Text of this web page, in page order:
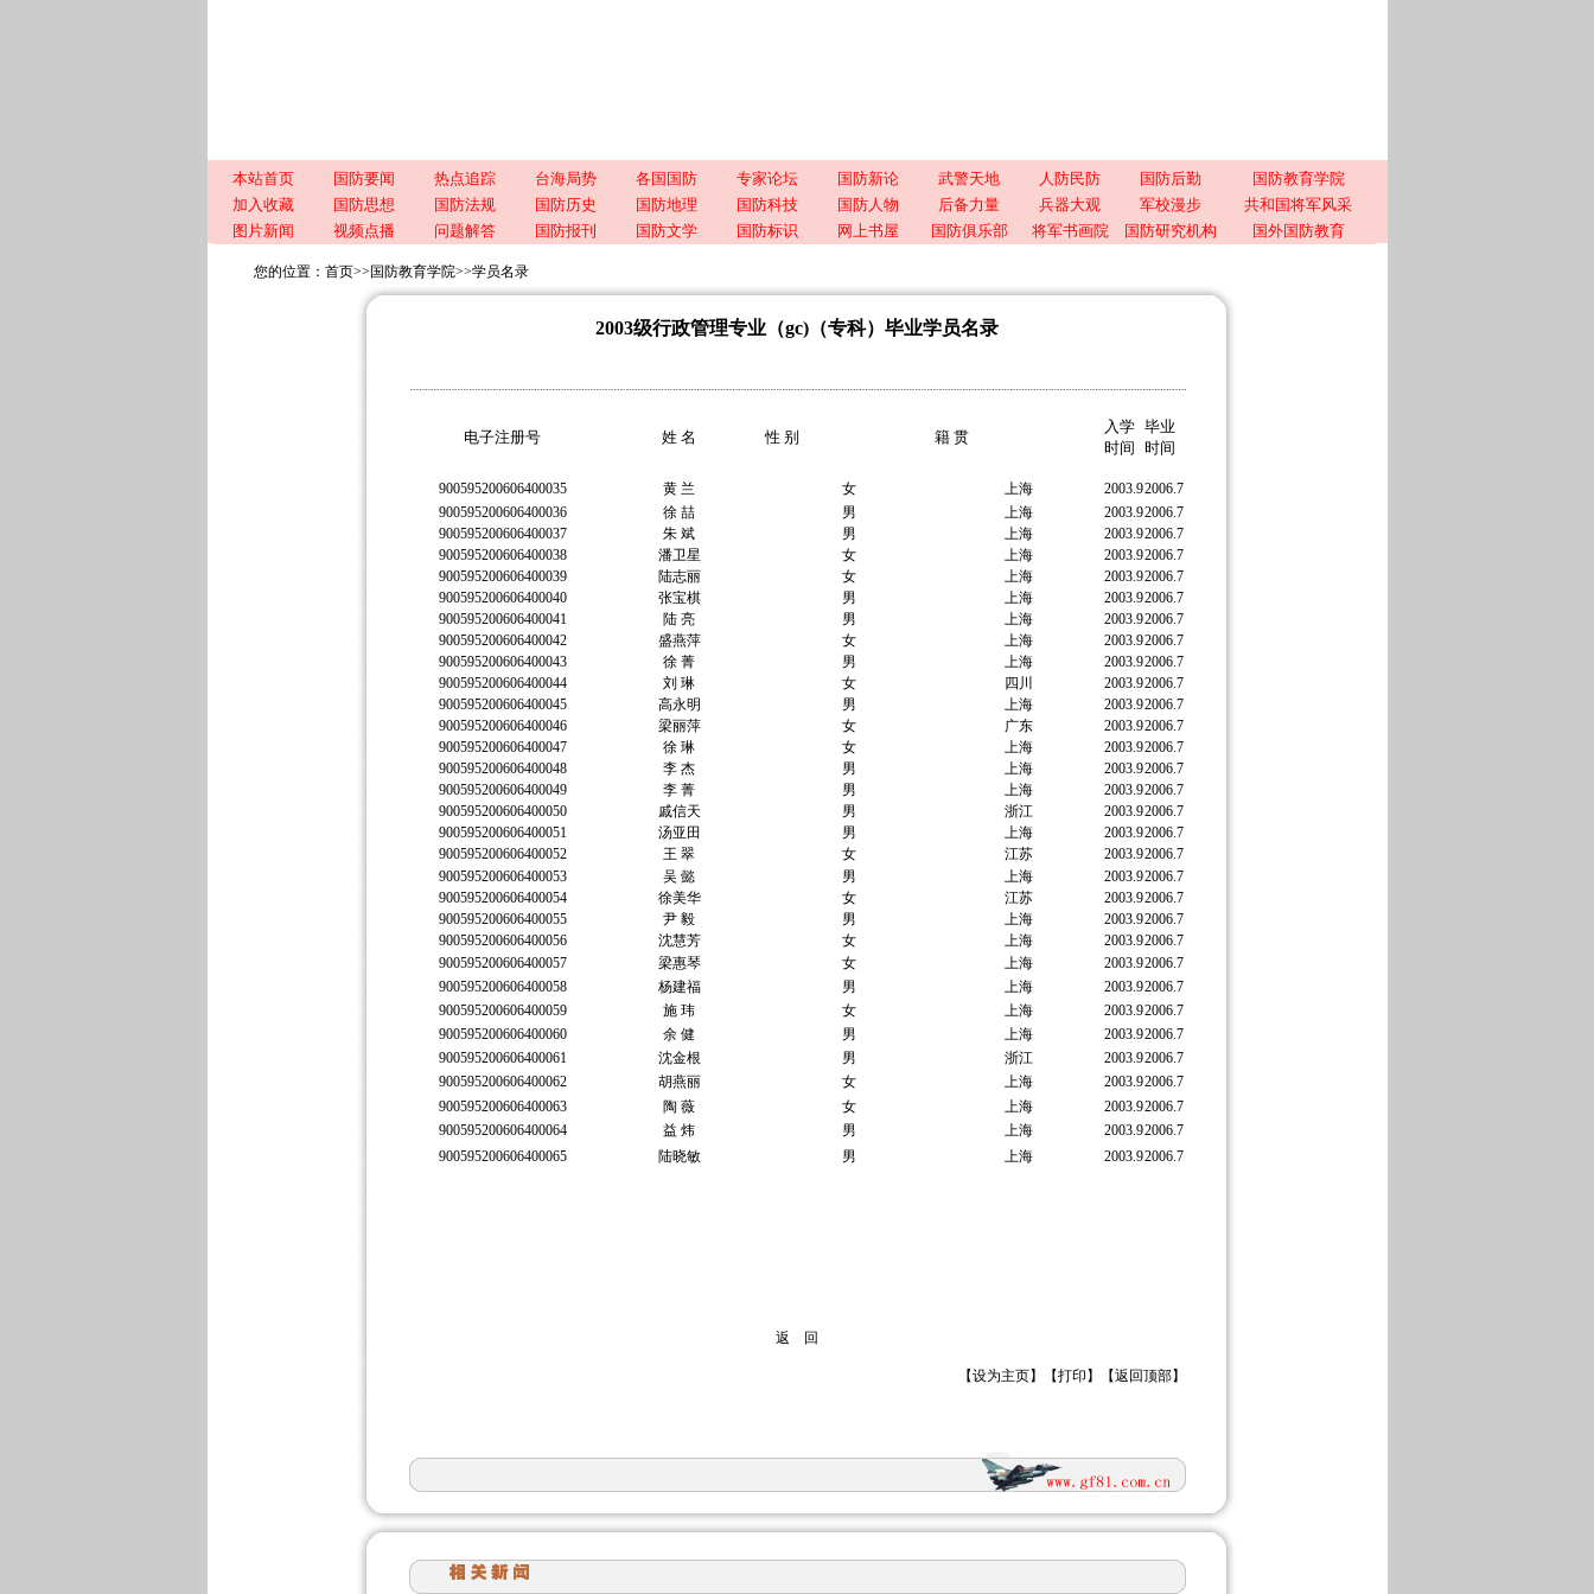
本站首页 国防要闻 热点追踪 台海局势 各国国防 专家论坛 国防新论 武警天地 人防民防 国防后勤
国防教育学院
加入收藏
国防思想 国防法规 国防历史 国防地理 国防科技 国防人物 后备力量 兵器大观 军校漫步
共和国将军风采
图片新闻
视频点播 问题解答 国防报刊 国防文学 国防标识 网上书屋 国防俱乐部 将军书画院 国防研究机构 国外国防教育
您的位置： 首页>> 国防教育学院>>学员名录
2003级行政管理专业（gc)（专科）毕业学员名录
电子注册号 姓 名 性 别 籍 贯
入学
时间
毕业
时间
900595200606400035 黄 兰 女 上海 2003.92006.7
900595200606400036
徐 喆 男 上海 2003.92006.7
900595200606400037
朱 斌 男 上海 2003.92006.7
900595200606400038
潘卫星 女 上海 2003.92006.7
900595200606400039
陆志丽 女 上海 2003.92006.7
900595200606400040
张宝棋 男 上海 2003.92006.7
900595200606400041
陆 亮 男 上海 2003.92006.7
900595200606400042
盛燕萍 女 上海 2003.92006.7
900595200606400043
徐 菁 男 上海 2003.92006.7
900595200606400044
刘 琳 女 四川 2003.92006.7
900595200606400045
高永明 男 上海 2003.92006.7
900595200606400046
梁丽萍 女 广东 2003.92006.7
900595200606400047
徐 琳 女 上海 2003.92006.7
900595200606400048
李 杰 男 上海 2003.92006.7
900595200606400049
李 菁 男 上海 2003.92006.7
900595200606400050
戚信天 男 浙江 2003.92006.7
900595200606400051
汤亚田 男 上海 2003.92006.7
900595200606400052
王 翠 女 江苏 2003.92006.7
900595200606400053
吴 懿 男 上海 2003.92006.7
900595200606400054
徐美华 女 江苏 2003.92006.7
900595200606400055
尹 毅 男 上海 2003.92006.7
900595200606400056
沈慧芳 女 上海 2003.92006.7
900595200606400057
梁惠琴 女 上海 2003.92006.7
900595200606400058
杨建福 男 上海 2003.92006.7
900595200606400059
施 玮 女 上海 2003.92006.7
900595200606400060
余 健 男 上海 2003.92006.7
900595200606400061
沈金根 男 浙江 2003.92006.7
900595200606400062
胡燕丽 女 上海 2003.92006.7
900595200606400063
陶 薇 女 上海 2003.92006.7
900595200606400064
益 炜 男 上海 2003.92006.7
900595200606400065
陆晓敏 男 上海 2003.92006.7
返 回
【设为主页】【打印 】【返回顶部】